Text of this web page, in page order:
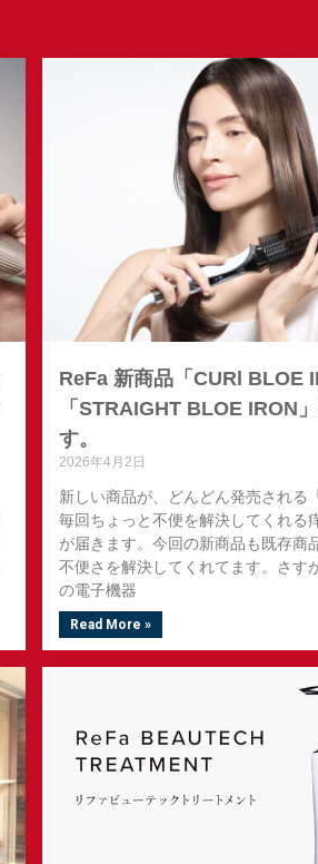
ReFa 新商品「CURl BLOE
「STRAIGHT BLOE IRON
す。
2026年4月2日
新しい商品が、どんどん発売される
毎回ちょっと不便を解決してくれる
が届きます。今回の新商品も既存商
不便さを解決してくれてます。さす
の電子機器
Read More »